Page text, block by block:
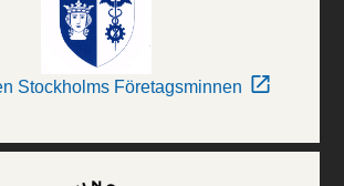
Stockholms Företagsminnen